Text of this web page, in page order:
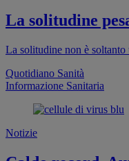
La solitudine
La solitudine non è
Quotidiano Sanità
Informazione Sanitaria
Notizie